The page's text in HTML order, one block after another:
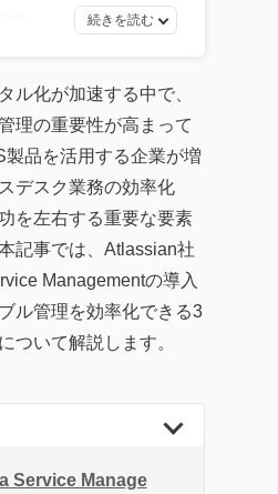
ンドから、AI・DXツ
の効果的な活用法、
のITガバナンスの強
業務効率化やDX化を
に導くソリューショ
で、幅広い記事を提
ています。
が直面する課題の解
として効率的なツー
な情報をお届けする
ル化が加速する中で、
理の重要性が高まって
品を活用する企業が増
デスク業務の効率化
を左右する重要な要素
記事では、Atlassian社
Managementの導入
ル管理を効率化できる3
ついて解説します。
Service Manage